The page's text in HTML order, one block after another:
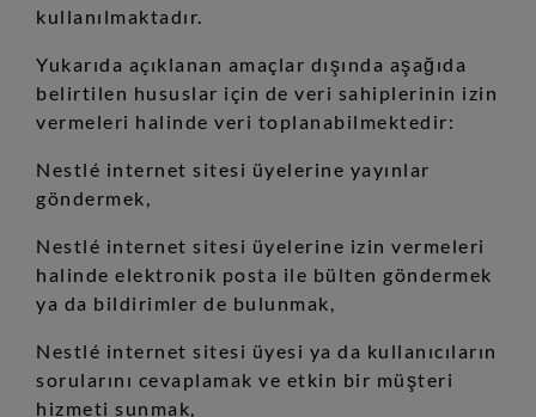
kullanılmaktadır.
Yukarıda açıklanan amaçlar dışında aşağıda
belirtilen hususlar için de veri sahiplerinin izin
vermeleri halinde veri toplanabilmektedir:
Nestlé internet sitesi üyelerine yayınlar
göndermek,
Nestlé internet sitesi üyelerine izin vermeleri
halinde elektronik posta ile bülten göndermek
ya da bildirimler de bulunmak,
Nestlé internet sitesi üyesi ya da kullanıcıların
sorularını cevaplamak ve etkin bir müşteri
hizmeti sunmak,